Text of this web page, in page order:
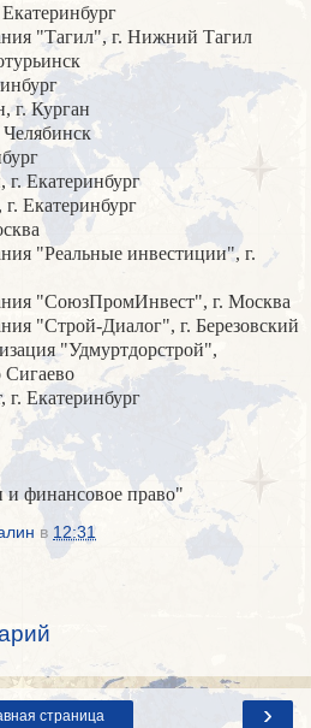
"Тагил", г. Нижний Тагил
г. Курган
Екатеринбург
Екатеринбург
"Реальные инвестиции", г.
"СоюзПромИнвест", г. Москва
"Строй-Диалог", г. Березовский
"Удмуртдорстрой",
Сигаево
Екатеринбург
финансовое право"
в 12:31
›
страница